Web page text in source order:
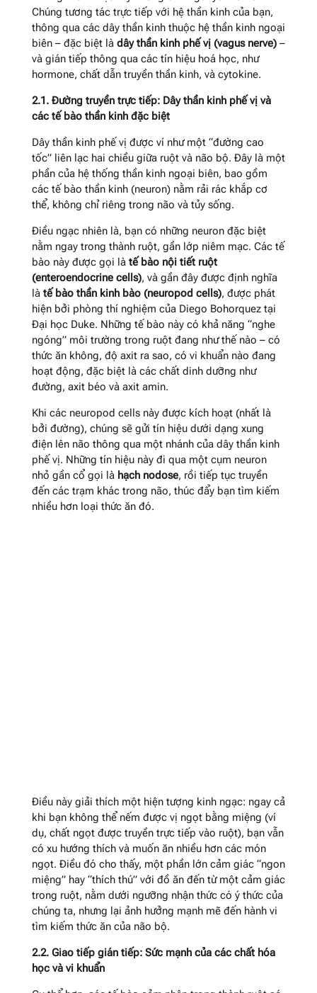
Chúng tương tác trực tiếp với hệ thần kinh của bạn,
thông qua các dây thần kinh thuộc hệ thần kinh ngoại
biên – đặc biệt là dây thần kinh phế vị (vagus nerve)–
và gián tiếp thông qua các tín hiệu hoá học, như
hormone, chất dẫn truyền thần kinh, và cytokine.
2.1. Đường truyền trực tiếp: Dây thần kinh phế vị và
các tế bào thần kinh đặc biệt
Dây thần kinh phế vị được ví như một “đường cao
tốc” liên lạc hai chiều giữa ruột và não bộ. Đây là một
phần của hệ thống thần kinh ngoại biên, bao gồm
các tế bào thần kinh (neuron) nằm rải rác khắp cơ
thể, không chỉ riêng trong não và tủy sống.
Điều ngạc nhiên là, bạn có những neuron đặc biệt
nằm ngay trong thành ruột, gần lớp niêm mạc. Các tế
bào này được gọi là tế bào nội tiết ruột
(enteroendocrine cells), và gần đây được định nghĩa
là tế bào thần kinh bào (neuropod cells), được phát
hiện bởi phòng thí nghiệm của Diego Bohorquez tại
Đại học Duke. Những tế bào này có khả năng “nghe
ngóng” môi trường trong ruột đang như thế nào – có
thức ăn không, độ axit ra sao, có vi khuẩn nào đang
hoạt động, đặc biệt là các chất dinh dưỡng như
đường, axit béo và axit amin.
Khi các neuropod cells này được kích hoạt (nhất là
bởi đường), chúng sẽ gửi tín hiệu dưới dạng xung
điện lên não thông qua một nhánh của dây thần kinh
phế vị. Những tín hiệu này đi qua một cụm neuron
nhỏ gần cổ gọi là hạch nodose, rồi tiếp tục truyền
đến các trạm khác trong não, thúc đẩy bạn tìm kiếm
nhiều hơn loại thức ăn đó.
Điều này giải thích một hiện tượng kinh ngạc: ngay cả
khi bạn không thể nếm được vị ngọt bằng miệng (ví
dụ, chất ngọt được truyền trực tiếp vào ruột), bạn vẫn
có xu hướng thích và muốn ăn nhiều hơn các món
ngọt. Điều đó cho thấy, một phần lớn cảm giác “ngon
miệng” hay “thích thú” với đồ ăn đến từ một cảm giác
trong ruột, nằm dưới ngưỡng nhận thức có ý thức của
chúng ta, nhưng lại ảnh hưởng mạnh mẽ đến hành vi
tìm kiếm thức ăn của não bộ.
2.2. Giao tiếp gián tiếp: Sức mạnh của các chất hóa
học và vi khuẩn